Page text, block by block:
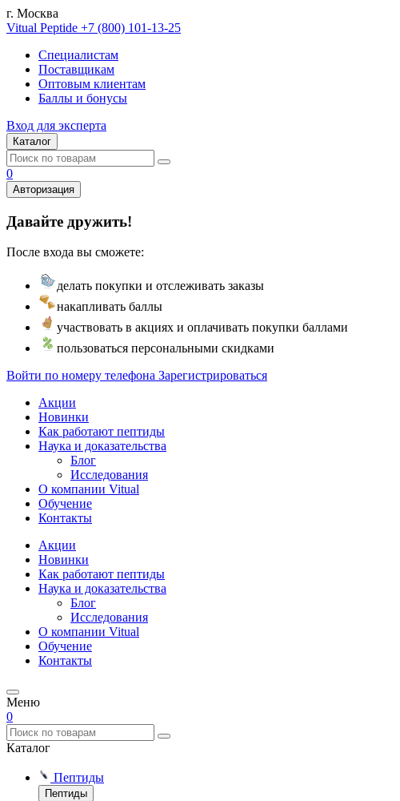
г. Москва
Vitual Peptide +7 (800) 101-13-25
Специалистам
Поставщикам
Оптовым клиентам
Баллы и бонусы
Вход для эксперта
Каталог
0
Авторизация
Давайте дружить!
После входа вы сможете:
делать покупки и отслеживать заказы
накапливать баллы
участвовать в акциях и оплачивать покупки баллами
пользоваться персональными скидками
Войти по номеру телефона Зарегистрироваться
Акции
Новинки
Как работают пептиды
Наука и доказательства
Блог
Исследования
О компании Vitual
Обучение
Контакты
Акции
Новинки
Как работают пептиды
Наука и доказательства
Блог
Исследования
О компании Vitual
Обучение
Контакты
Меню
0
Каталог
Пептиды
Пептиды